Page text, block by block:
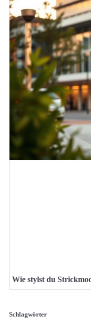
Wie stylst du
Schlagwörter